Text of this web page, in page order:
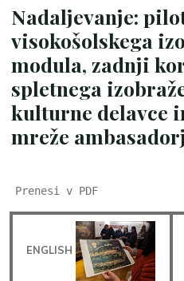
Nadaljevanje:
visokošolskega
modula, zadnji
spletnega
kulturne delavce
mreže
Prenesi v PDF
ENGLISH